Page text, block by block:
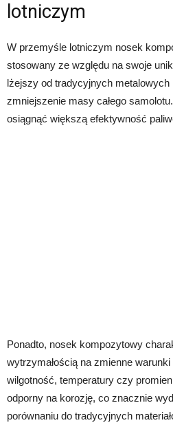
lotniczym
W przemyśle lotniczym nosek
stosowany ze względu na swoje
lżejszy od tradycyjnych metalowych
zmniejszenie masy całego
osiągnąć większą efektywność
Ponadto, nosek kompozytowy
wytrzymałością na zmienne
wilgotność, temperatury czy
odporny na korozję, co znacznie
porównaniu do tradycyjnych